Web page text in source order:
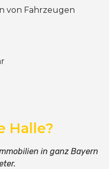
von Fahrzeugen
Halle?
in ganz Bayern